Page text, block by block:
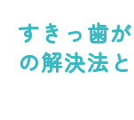
すきっ歯
の解決法